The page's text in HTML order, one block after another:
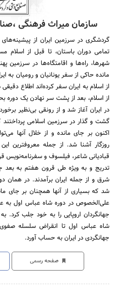
سازمان میراث فرهنگی
گردشگری در سرزمین ایران از
تمامی دوران باستان، تا قبل از
شهرها، راه‌ها و اقامتگاه‌ها در سرزمین
مانده حاکی از سفر یونانیان و رومیان به
از اسلام به ایران سفر کرده‌اند اطلاع
از اسلام، بعد از پشت سر نهادن یک دوره
در ایران آغاز شد و از رونقی بی‌نظیر
گشت و گذار در سرزمین اسلامی
اکنون بر جای مانده و از خلال آنها
روزگار آشنا شد. از جمله معروفترین
قبادیانی شاعر، فیلسوف و سفرنامه‌نویس
تدریج و به ویژه طی قرون هفتم به بعد
شرق و از جمله ایران برآمدند. در همان
شد که بسیاری از آنها همچنان بر جای
علی‌الخصوص در دوره شاه عباس اول به
جهانگردان اروپایی را به خود جلب
شاه عباس اول تا انقراض سلسله صفوی
جهانگردی در ایران به حساب آورد.
صفحه رسمی